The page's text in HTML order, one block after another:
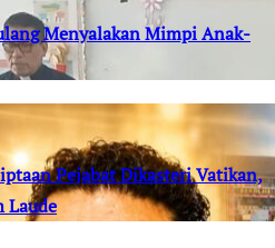
Menyalakan Mimpi Anak-
Pejabat Dikasteri Vatikan,
Laude